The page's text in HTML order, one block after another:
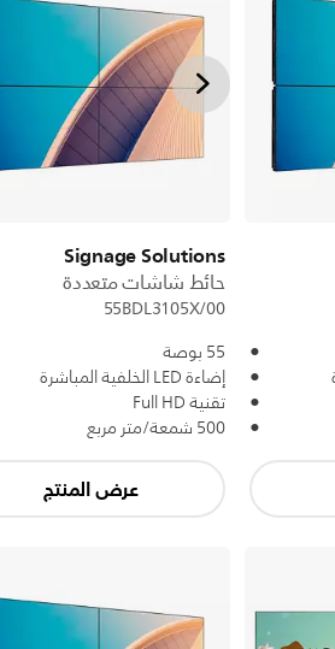
Signage Solutions
حائط شاشات متعددة
55BDL3105X/00
55 بوصة
إضاءة LED الخلفية المباشرة
تقنية Full HD
500 شمعة/متر مربع
عرض المنتج